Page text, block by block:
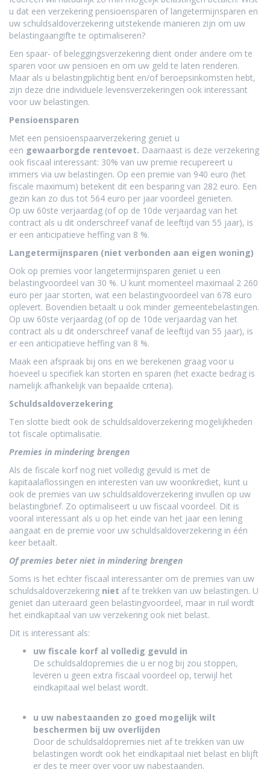
u dat een verzekering pensioensparen of langetermijnsparen en
uw schuldsaldoverzekering uitstekende manieren zijn om uw
belastingaangifte te optimaliseren?
​Een spaar- of beleggingsverzekering dient onder andere om te
sparen voor uw pensioen en om uw geld te laten renderen.
Maar als u belastingplichtig bent en/of beroepsinkomsten hebt,
zijn deze drie individuele levensverzekeringen ook interessant
voor uw belastingen.
Pensioensparen
​Met een pensioenspaarverzekering geniet u
een gewaarborgde rentevoet. Daarnaast is deze verzekering
ook fiscaal interessant: 30% van uw premie recupereert u
immers via uw belastingen. Op een premie van 940 euro (het
fiscale maximum) betekent dit een besparing van 282 euro. Een
gezin kan zo dus tot 564 euro per jaar voordeel genieten.
Op uw 60ste verjaardag (of op de 10de verjaardag van het
contract als u dit onderschreef vanaf de leeftijd van 55 jaar), is
er een anticipatieve heffing van 8 %.
Langetermijnsparen (niet verbonden aan eigen woning)
​Ook op premies voor langetermijnsparen geniet u een
belastingvoordeel van 30 %. U kunt momenteel maximaal 2 260
euro per jaar storten, wat een belastingvoordeel van 678 euro
oplevert. Bovendien betaalt u ook minder gemeentebelastingen.
Op uw 60ste verjaardag (of op de 10de verjaardag van het
contract als u dit onderschreef vanaf de leeftijd van 55 jaar), is
er een anticipatieve heffing van 8 %.
Maak een afspraak bij ons en we berekenen graag voor u
hoeveel u specifiek kan storten en sparen (het exacte bedrag is
namelijk afhankelijk van bepaalde criteria).
Schuldsaldoverzekering
​Ten slotte biedt ook de schuldsaldoverzekering mogelijkheden
tot fiscale optimalisatie.
Premies in mindering brengen
Als de fiscale korf nog niet volledig gevuld is met de
kapitaalaflossingen en interesten van uw woonkrediet, kunt u
ook de premies van uw schuldsaldoverzekering invullen op uw
belastingbrief. Zo optimaliseert u uw fiscaal voordeel. Dit is
vooral interessant als u op het einde van het jaar een lening
aangaat en de premie voor uw schuldsaldoverzekering in één
keer betaalt.
Of premies beter niet in mindering brengen
Soms is het echter fiscaal interessanter om de premies van uw
schuldsaldoverzekering niet af te trekken van uw belastingen. U
geniet dan uiteraard geen belastingvoordeel, maar in ruil wordt
het eindkapitaal van uw verzekering ook niet belast.
Dit is interessant als:
uw fiscale korf al volledig gevuld in
De schuldsaldopremies die u er nog bij zou stoppen,
leveren u geen extra fiscaal voordeel op, terwijl het
eindkapitaal wel belast wordt.
u uw nabestaanden zo goed mogelijk wilt
beschermen bij uw overlijden
Door de schuldsaldopremies niet af te trekken van uw
belastingen wordt ook het eindkapitaal niet belast en blijft
er des te meer over voor uw nabestaanden.